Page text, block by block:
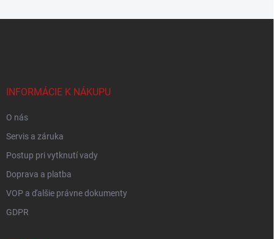
INFORMÁCIE K NÁKUPU
O nás
Servis a záruka
Postup pri vytknutí vady
Doprava a platba
VOP a ďalšie právne dokumenty
GDPR